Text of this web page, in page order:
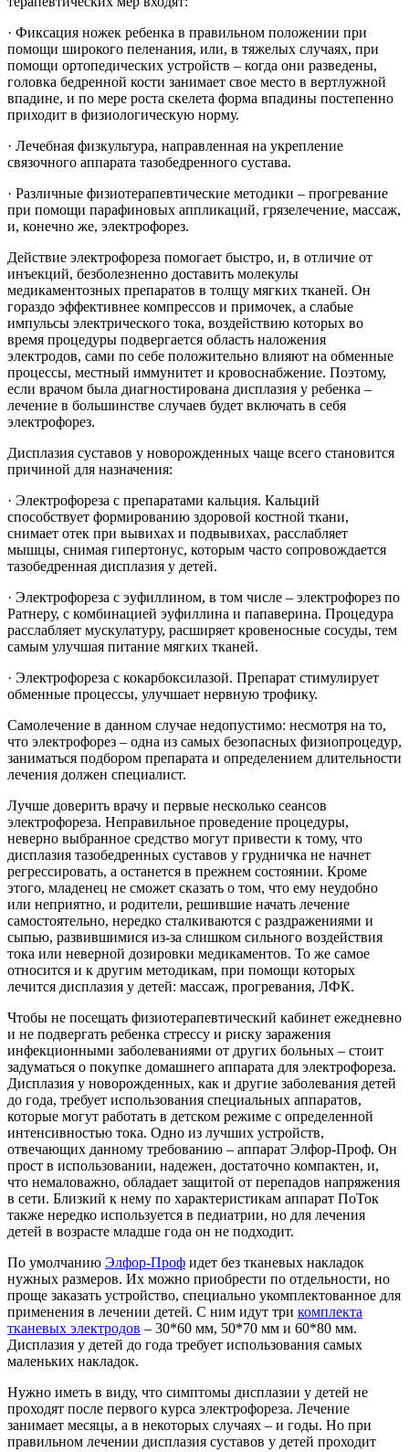
· Фиксация ножек ребенка в правильном положении при
помощи широкого пеленания, или, в тяжелых случаях, при
помощи ортопедических устройств – когда они разведены,
головка бедренной кости занимает свое место в вертлужной
впадине, и по мере роста скелета форма впадины постепенно
приходит в физиологическую норму.
· Лечебная физкультура, направленная на укрепление
связочного аппарата тазобедренного сустава.
· Различные физиотерапевтические методики – прогревание
при помощи парафиновых аппликаций, грязелечение, массаж,
и, конечно же, электрофорез.
Действие электрофореза помогает быстро, и, в отличие от
инъекций, безболезненно доставить молекулы
медикаментозных препаратов в толщу мягких тканей. Он
гораздо эффективнее компрессов и примочек, а слабые
импульсы электрического тока, воздействию которых во
время процедуры подвергается область наложения
электродов, сами по себе положительно влияют на обменные
процессы, местный иммунитет и кровоснабжение. Поэтому,
если врачом была диагностирована дисплазия у ребенка –
лечение в большинстве случаев будет включать в себя
электрофорез.
Дисплазия суставов у новорожденных чаще всего становится
причиной для назначения:
· Электрофореза с препаратами кальция. Кальций
способствует формированию здоровой костной ткани,
снимает отек при вывихах и подвывихах, расслабляет
мышцы, снимая гипертонус, которым часто сопровождается
тазобедренная дисплазия у детей.
· Электрофореза с эуфиллином, в том числе – электрофорез по
Ратнеру, с комбинацией эуфиллина и папаверина. Процедура
расслабляет мускулатуру, расширяет кровеносные сосуды, тем
самым улучшая питание мягких тканей.
· Электрофореза с кокарбоксилазой. Препарат стимулирует
обменные процессы, улучшает нервную трофику.
Самолечение в данном случае недопустимо: несмотря на то,
что электрофорез – одна из самых безопасных физиопроцедур,
заниматься подбором препарата и определением длительности
лечения должен специалист.
Лучше доверить врачу и первые несколько сеансов
электрофореза. Неправильное проведение процедуры,
неверно выбранное средство могут привести к тому, что
дисплазия тазобедренных суставов у грудничка не начнет
регрессировать, а останется в прежнем состоянии. Кроме
этого, младенец не сможет сказать о том, что ему неудобно
или неприятно, и родители, решившие начать лечение
самостоятельно, нередко сталкиваются с раздражениями и
сыпью, развившимися из-за слишком сильного воздействия
тока или неверной дозировки медикаментов. То же самое
относится и к другим методикам, при помощи которых
лечится дисплазия у детей: массаж, прогревания, ЛФК.
Чтобы не посещать физиотерапевтический кабинет ежедневно
и не подвергать ребенка стрессу и риску заражения
инфекционными заболеваниями от других больных – стоит
задуматься о покупке домашнего аппарата для электрофореза.
Дисплазия у новорожденных, как и другие заболевания детей
до года, требует использования специальных аппаратов,
которые могут работать в детском режиме с определенной
интенсивностью тока. Одно из лучших устройств,
отвечающих данному требованию – аппарат Элфор-Проф. Он
прост в использовании, надежен, достаточно компактен, и,
что немаловажно, обладает защитой от перепадов напряжения
в сети. Близкий к нему по характеристикам аппарат ПоТок
также нередко используется в педиатрии, но для лечения
детей в возрасте младше года он не подходит.
По умолчанию Элфор-Проф идет без тканевых накладок
нужных размеров. Их можно приобрести по отдельности, но
проще заказать устройство, специально укомплектованное для
применения в лечении детей. С ним идут три комплекта
тканевых электродов – 30*60 мм, 50*70 мм и 60*80 мм.
Дисплазия у детей до года требует использования самых
маленьких накладок.
Нужно иметь в виду, что симптомы дисплазии у детей не
проходят после первого курса электрофореза. Лечение
занимает месяцы, а в некоторых случаях – и годы. Но при
правильном лечении дисплазия суставов у детей проходит